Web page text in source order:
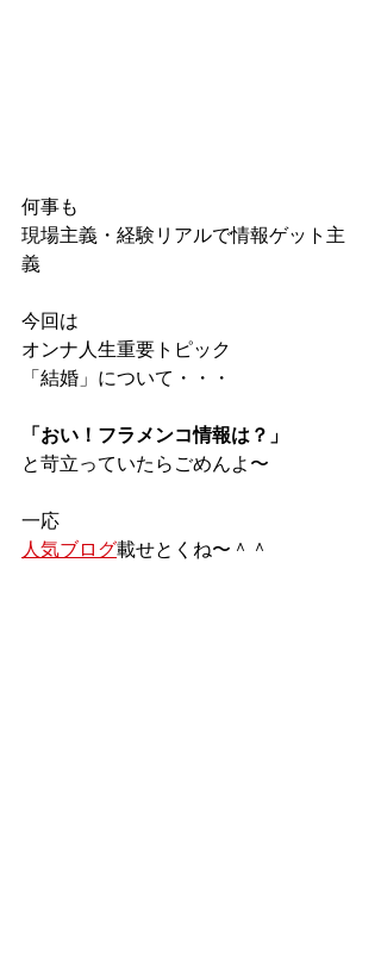
何事も
現場主義・経験リアルで情報ゲット主
義
今回は
オンナ人生重要トピック
「結婚」について・・・
「おい！フラメンコ情報は？」
と苛立っていたらごめんよ〜
一応
人気ブログ載せとくね〜＾＾